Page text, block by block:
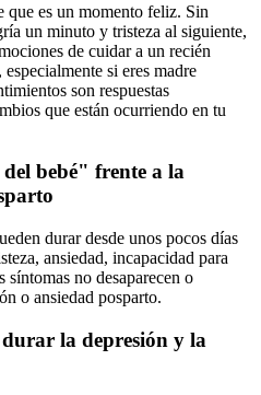
que es un momento feliz. Sin
un minuto y tristeza al siguiente,
de cuidar a un recién
si eres madre
son respuestas
que están ocurriendo en tu
bebé" frente a la
durar desde unos pocos días
ansiedad, incapacidad para
no desaparecen o
o ansiedad posparto.
la depresión y la